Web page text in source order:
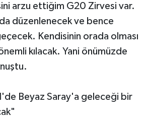
arzu ettiğim G20 Zirvesi var.
düzenlenecek ve bence
Kendisinin orada olması
kılacak. Yani önümüzde
Beyaz Saray'a geleceği bir